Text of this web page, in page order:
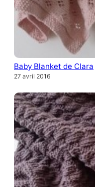
Baby Blanket de Clara
27 avril 2016